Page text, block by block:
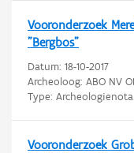
Vooronderzoek
"Bergbos"
Datum: 18-10-2017
Archeoloog: ABO NV
Type: Archeologienota
Vooronderzoek